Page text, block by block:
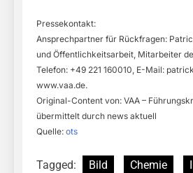
Pressekontakt:
Ansprechpartner für Rückfragen:
und Öffentlichkeitsarbeit, Mitarbeiter
Telefon: +49 221 160010, E-Mail:
www.vaa.de.
Original-Content von: VAA –
übermittelt durch news aktuell
Quelle: ots
Tagged: Bild Chemie